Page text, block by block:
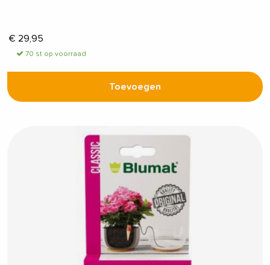
€ 29,95
70 st op voorraad
Toevoegen